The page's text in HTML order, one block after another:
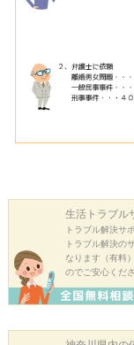
生活トラブル
トラブル解決サ
トラブル解決の
なります（有料
のでご安心くださ